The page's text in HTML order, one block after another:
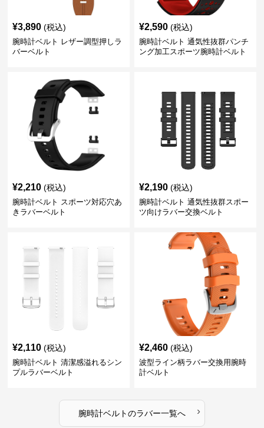
¥3,890 (税込)
腕時計ベルト レザー調型押しラ
バーベルト
¥2,590 (税込)
腕時計ベルト 通気性抜群パンチ
ング加工スポーツ腕時計ベルト
¥2,210 (税込)
腕時計ベルト スポーツ対応穴あ
きラバーベルト
¥2,190 (税込)
腕時計ベルト 通気性抜群スポー
ツ向けラバー交換ベルト
¥2,110 (税込)
腕時計ベルト 清潔感溢れるシン
プルラバーベルト
¥2,460 (税込)
波型ライン柄ラバー交換用腕時
計ベルト
腕時計ベルトのラバー一覧へ ›